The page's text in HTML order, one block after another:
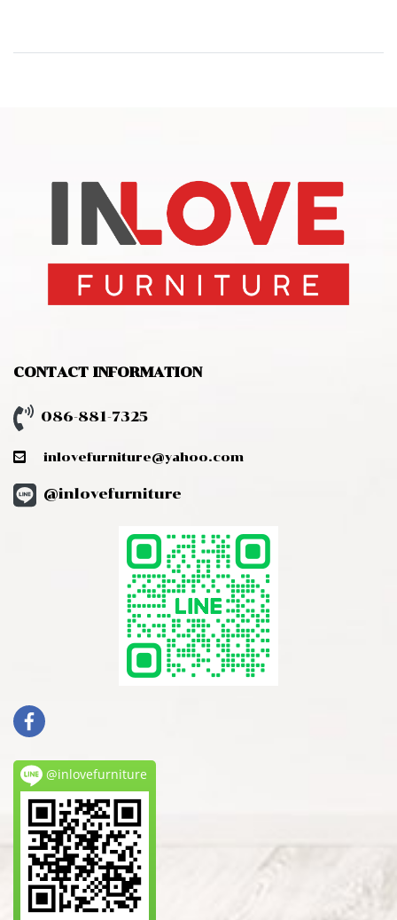
CONTACT INFORMATION
086-881-7325
inlovefurniture@yahoo.com
@inlovefurniture
@inlovefurniture